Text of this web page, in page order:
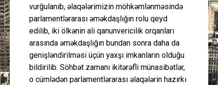
vurğulanıb, əlaqələrimizin möhkəmlənməsində
parlamentlərarası əməkdaşlığın rolu qeyd
edilib, iki ölkənin ali qanunvericilik orqanları
arasında əməkdaşlığın bundan sonra daha da
genişləndirilməsi üçün yaxşı imkanların olduğu
bildirilib. Söhbət zamanı ikitərəfli münasibətlər,
o cümlədən parlamentlərarası əlaqələrin hazırkı